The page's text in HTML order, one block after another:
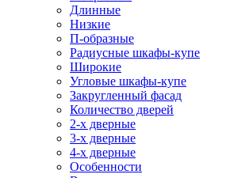
Длинные
Низкие
П-образные
Радиусные шкафы-купе
Широкие
Угловые шкафы-купе
Закругленный фасад
Количество дверей
2-х дверные
3-х дверные
4-х дверные
Особенности